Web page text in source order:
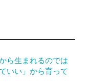
ら生まれるのでは
いい」から育って